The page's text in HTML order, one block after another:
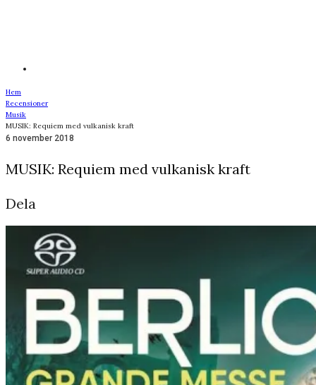
Hem
Recensioner
Musik
MUSIK: Requiem med vulkanisk kraft
6 november 2018
MUSIK: Requiem med vulkanisk kraft
Dela